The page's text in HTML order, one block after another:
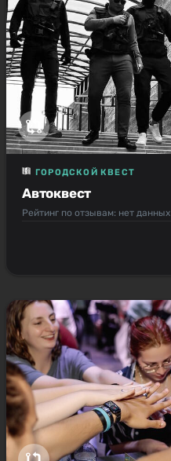
Автоквест
ГОРОДСКОЙ КВЕСТ
Рейтинг по отзывам: нет данных